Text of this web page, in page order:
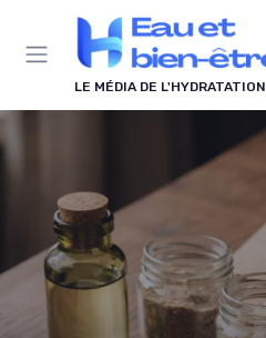
LE MÉDIA DE L'HYDRATATION
Panneau de gestion des cookies